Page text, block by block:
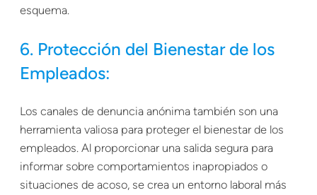
esquema.
6. Protección del Bienestar de los
Empleados:
Los canales de denuncia anónima también son una
herramienta valiosa para proteger el bienestar de los
empleados. Al proporcionar una salida segura para
informar sobre comportamientos inapropiados o
situaciones de acoso, se crea un entorno laboral más